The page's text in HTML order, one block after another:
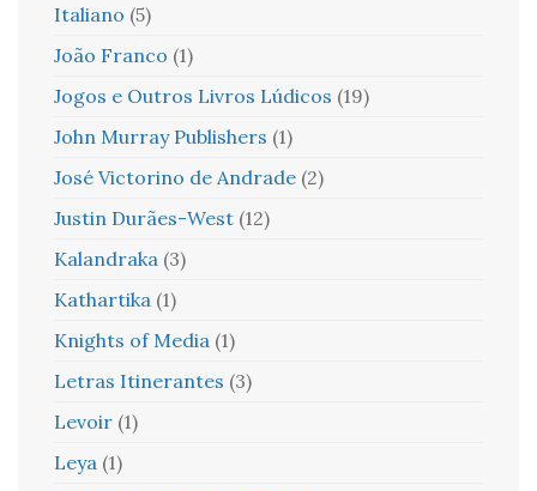
Italiano (5)
João Franco (1)
Jogos e Outros Livros Lúdicos (19)
John Murray Publishers (1)
José Victorino de Andrade (2)
Justin Durães-West (12)
Kalandraka (3)
Kathartika (1)
Knights of Media (1)
Letras Itinerantes (3)
Levoir (1)
Leya (1)